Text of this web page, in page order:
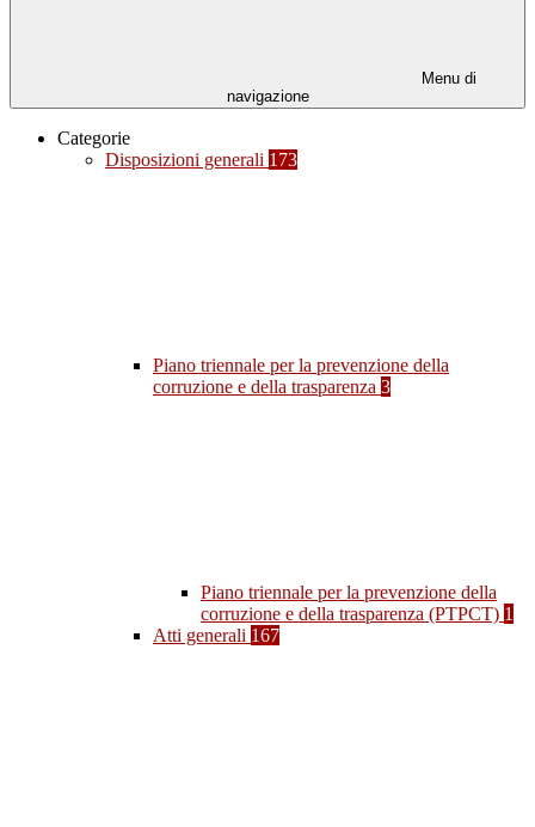
Menu di
navigazione
Categorie
Disposizioni generali 173
Piano triennale per la prevenzione della
corruzione e della trasparenza 3
Piano triennale per la prevenzione della
corruzione e della trasparenza (PTPCT) 1
Atti generali 167